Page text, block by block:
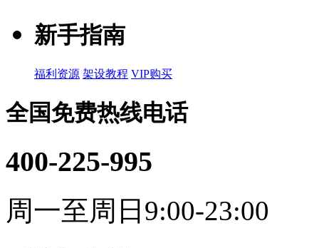
新手指南
福利资源 架设教程 VIP购买
全国免费热线电话
400-225-995
周一至周日9:00-23:00